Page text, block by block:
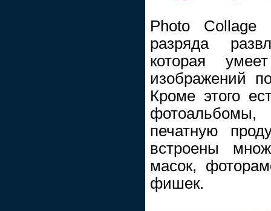
Photo
разряда
которая
изображений
Кроме этого
печатную
встроены
масок,
фишек.